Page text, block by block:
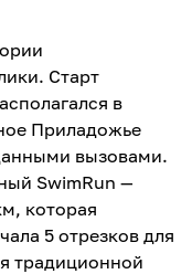
Старт
в
Приладожье
вызовами.
SwimRun —
которая
5 отрезков для
традиционной